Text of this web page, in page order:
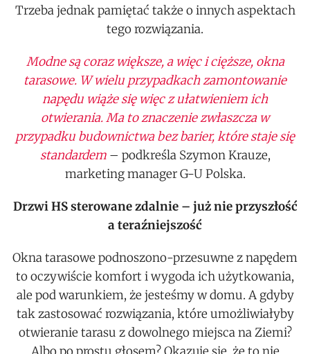
Trzeba jednak pamiętać także o innych aspektach
tego rozwiązania.
Modne są coraz większe, a więc i cięższe, okna
tarasowe. W wielu przypadkach zamontowanie
napędu wiąże się więc z ułatwieniem ich
otwierania. Ma to znaczenie zwłaszcza w
przypadku budownictwa bez barier, które staje się
standardem– podkreśla Szymon Krauze,
marketing manager G-U Polska.
Drzwi HS sterowane zdalnie – już nie przyszłość
a teraźniejszość
Okna tarasowe podnoszono-przesuwne z napędem
to oczywiście komfort i wygoda ich użytkowania,
ale pod warunkiem, że jesteśmy w domu. A gdyby
tak zastosować rozwiązania, które umożliwiałyby
otwieranie tarasu z dowolnego miejsca na Ziemi?